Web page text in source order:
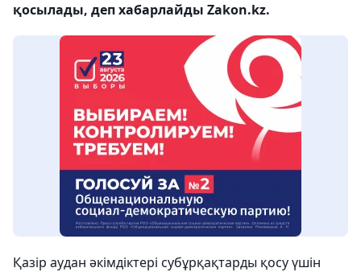
қосылады, деп хабарлайды Zakon.kz.
Қазір аудан әкімдіктері субұрқақтарды қосу үшін